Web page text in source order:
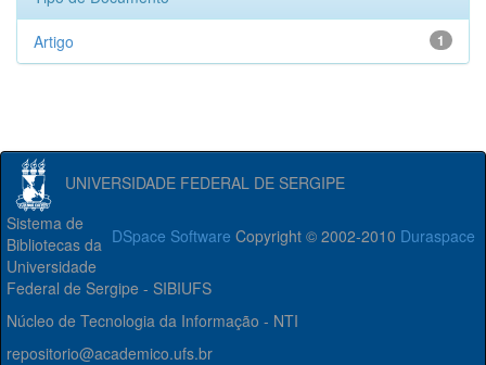
1
Artigo
UNIVERSIDADE FEDERAL DE SERGIPE
DSpace Software Copyright © 2002-2010 Duraspace
Sistema de
Bibliotecas da
Universidade
Federal de Sergipe - SIBIUFS
Núcleo de Tecnologia da Informação - NTI
repositorio@academico.ufs.br